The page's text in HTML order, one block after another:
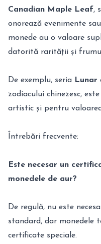
Canadian Maple Leaf,
onorează evenimente
monede au o valoare
datorită rarității și
De exemplu, seria Lunar
zodiacului chinezesc,
artistic și pentru
Întrebări frecvente:
Este necesar un
monedele de aur?
De regulă, nu este
standard, dar monedele
certificate speciale.